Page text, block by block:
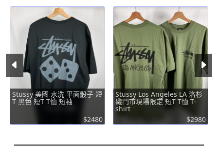
Stussy 美國 水洗 平面骰子 短
T 黑色 短T T恤 短袖
$2480
Stussy Los Angeles LA 洛杉
磯門市現場限定 短T T恤 T-
shirt
$2980